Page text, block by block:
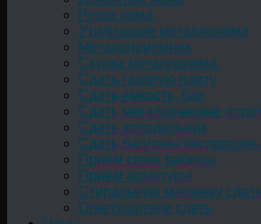
Резка лома
Утилизация металлолома
Металоприемник
Скупка металлолома
Сдать газовую плиту
Сдать емкость, бак
Cдать металлические
Сдать холодильник
Сдать баллоны
Прием сетки рабицы
Прием арматуры
Стиральную машинку
Огнетушители сдать